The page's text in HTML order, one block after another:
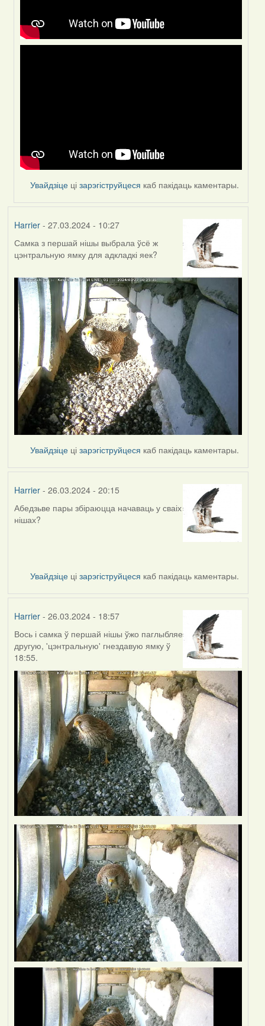
Увайдзіце цізарэгіструйцеся каб пакідаць каментары.
Harrier- 27.03.2024 - 10:27
Самка з першай нішы выбрала ўсё ж
цэнтральную ямку для адкладкі яек?
Увайдзіце цізарэгіструйцеся каб пакідаць каментары.
Harrier- 26.03.2024 - 20:15
Абедзьве пары збіраюцца начаваць у сваіх
нішах?
Увайдзіце цізарэгіструйцеся каб пакідаць каментары.
Harrier- 26.03.2024 - 18:57
Вось і самка ў першай нішы ўжо паглыбляе
другую, 'цэнтральную' гнездавую ямку ў
18:55.